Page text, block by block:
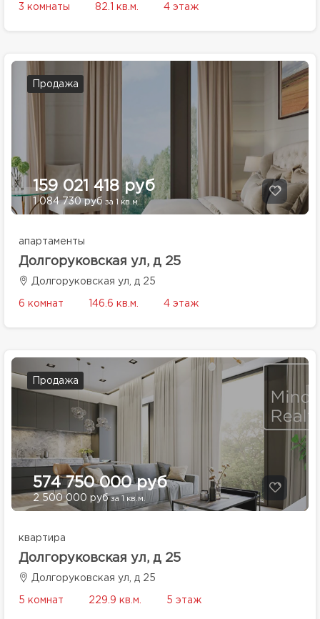
3 комнаты 82.1 кв.м. 4 этаж
Продажа
159 021 418 руб
1 084 730 руб за 1 кв.м.
апартаменты
Долгоруковская ул, д 25
Долгоруковская ул, д 25
6 комнат 146.6 кв.м. 4 этаж
Продажа
574 750 000 руб
2 500 000 руб за 1 кв.м.
квартира
Долгоруковская ул, д 25
Долгоруковская ул, д 25
5 комнат 229.9 кв.м. 5 этаж